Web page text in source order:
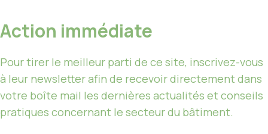
Action immédiate
Pour tirer le meilleur parti de ce site, inscrivez-vous
à leur newsletter afin de recevoir directement dans
votre boîte mail les dernières actualités et conseils
pratiques concernant le secteur du bâtiment.